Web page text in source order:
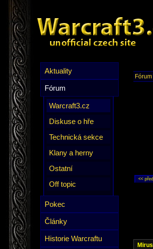
Aktuality
Fórum
Warcraft3.cz
Diskuse o hře
Technická sekce
Klany a herny
Ostatní
Off topic
Pokec
Články
Historie Warcraftu
Fórum
Mirus